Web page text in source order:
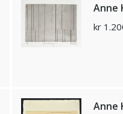
Anne
kr
Anne